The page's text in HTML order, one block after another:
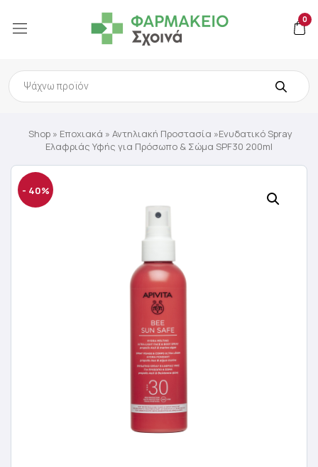
0
Products
search
Shop » Εποχιακά » Αντηλιακή Προστασία »Ενυδατικό Spray
Ελαφριάς Υφής για Πρόσωπο & Σώμα SPF30 200ml
- 40%